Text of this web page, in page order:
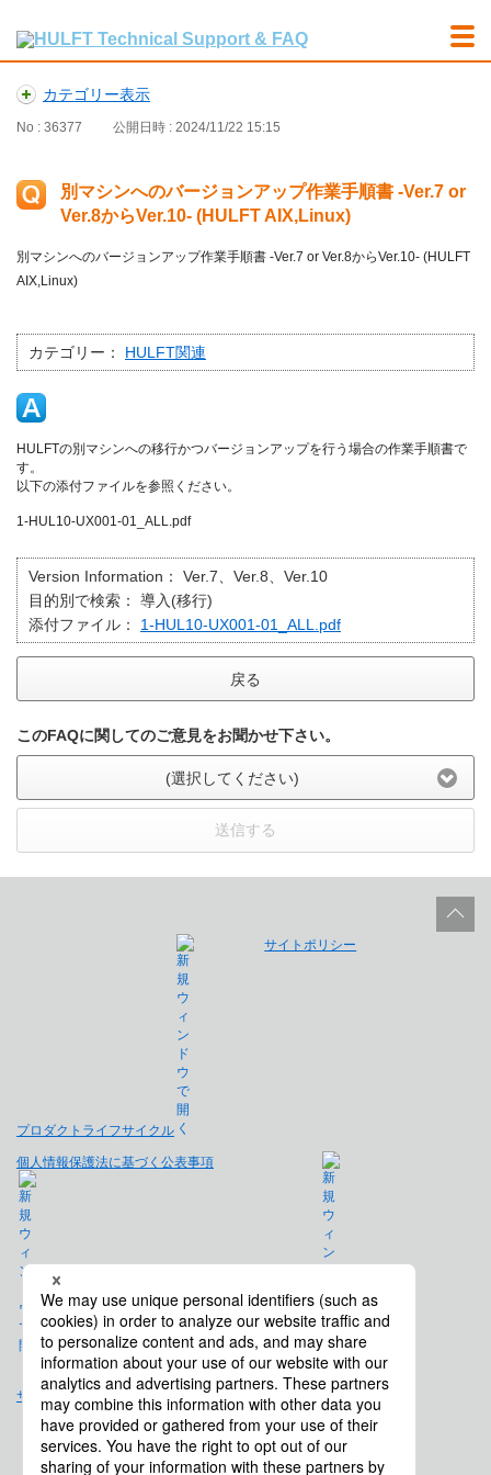
カテゴリー表示
No : 36377 公開日時 : 2024/11/22 15:15
別マシンへのバージョンアップ作業手順書 -Ver.7 or
Ver.8からVer.10- (HULFT AIX,Linux)
別マシンへのバージョンアップ作業手順書 -Ver.7 or Ver.8からVer.10- (HULFT
AIX,Linux)
カテゴリー： HULFT関連
HULFTの別マシンへの移行かつバージョンアップを行う場合の作業手順書で
す。
以下の添付ファイルを参照ください。
1-HUL10-UX001-01_ALL.pdf
Version Information：
Ver.7、Ver.8、Ver.10
目的別で検索：
導入(移行)
添付ファイル：
1-HUL10-UX001-01_ALL.pdf
戻る
このFAQに関してのご意見をお聞かせ下さい。
(選択してください)
送信する
プロダクトライフサイクル
サイトポリシー
個人情報保護法に基づく公表事項
免責事項
サイトマップ